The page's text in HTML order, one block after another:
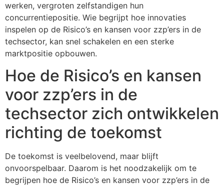
werken, vergroten zelfstandigen hun
concurrentiepositie. Wie begrijpt hoe innovaties
inspelen op de Risico’s en kansen voor zzp’ers in de
techsector, kan snel schakelen en een sterke
marktpositie opbouwen.
Hoe de Risico’s en kansen
voor zzp’ers in de
techsector zich ontwikkelen
richting de toekomst
De toekomst is veelbelovend, maar blijft
onvoorspelbaar. Daarom is het noodzakelijk om te
begrijpen hoe de Risico’s en kansen voor zzp’ers in de